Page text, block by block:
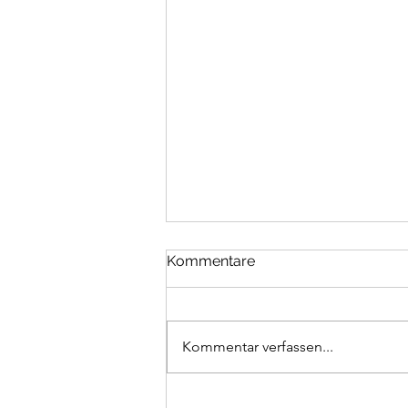
✨ Teamvorstellung ✨
Kommentare
Kommentar verfassen...